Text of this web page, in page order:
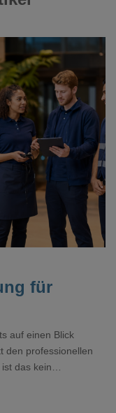
für
auf einen Blick
den professionellen
das kein
mehreren